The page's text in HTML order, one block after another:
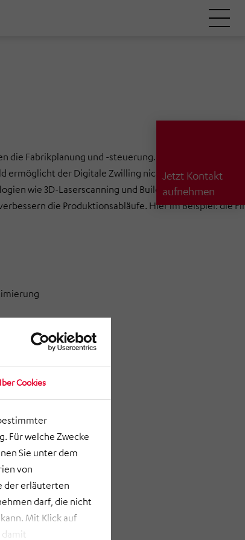
Cookies
Für welche Zwecke
Sie unter dem
von
der erläuterten
darf, die nicht
Mit Klick auf
damit
Jetzt Kontakt
aufnehmen
Fabrikplanung und -steuerung. Dieses innovative
der Digitale Zwilling nicht nur die 3D-
wie 3D-Laserscanning und Building-Information-
die Produktionsabläufe. Hier im Beispiel: die